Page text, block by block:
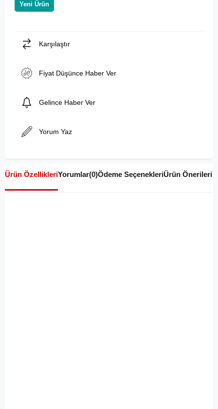
Yeni Ürün
Karşılaştır
Fiyat Düşünce Haber Ver
Gelince Haber Ver
Yorum Yaz
Ürün ÖzellikleriYorumlar(0)Ödeme SeçenekleriÜrün Önerileri